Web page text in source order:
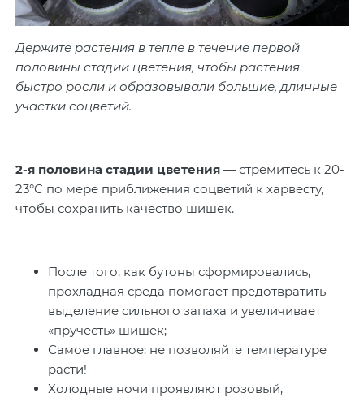
Держите растения в тепле в течение первой
половины стадии цветения, чтобы растения
быстро росли и образовывали большие, длинные
участки соцветий.
2-я половина стадии цветения — стремитесь к 20-
23°C по мере приближения соцветий к харвесту,
чтобы сохранить качество шишек.
После того, как бутоны сформировались,
прохладная среда помогает предотвратить
выделение сильного запаха и увеличивает
«пручесть» шишек;
Самое главное: не позволяйте температуре
расти!
Холодные ночи проявляют розовый,